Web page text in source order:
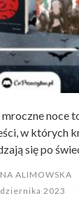
noce
w których
się po
ALIMOWSKA
2023